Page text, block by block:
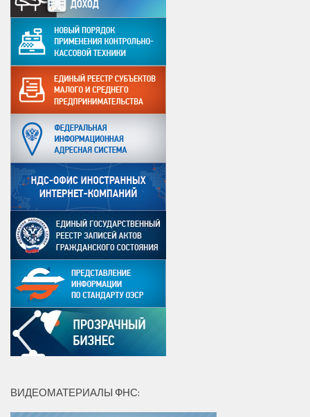
ВИДЕОМАТЕРИАЛЫ ФНС: